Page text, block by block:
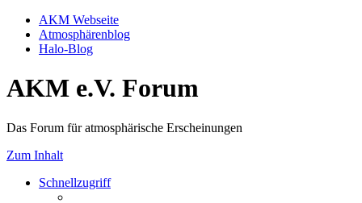
AKM Webseite
Atmosphärenblog
Halo-Blog
AKM e.V. Forum
Das Forum für atmosphärische Erscheinungen
Zum Inhalt
Schnellzugriff